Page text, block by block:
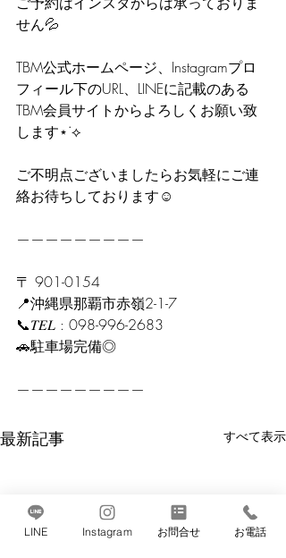
せん💦
TBM公式ホームページ、Instagramプロ
フィール下のURL、LINEに記載のある
TBM会員サイトからよろしくお願い致
します⋆˙⟡
ご不明点ございましたらお気軽にご連
絡お待ちしております☺️
—————————
〒 901-0154
📍沖縄県那覇市赤嶺2-1-7
📞𝑇𝐸𝐿 : 098-996-2683
🚗駐車場完備◎
—————————
最新記事 すべて表示
LINE Instagram お問合せ お電話